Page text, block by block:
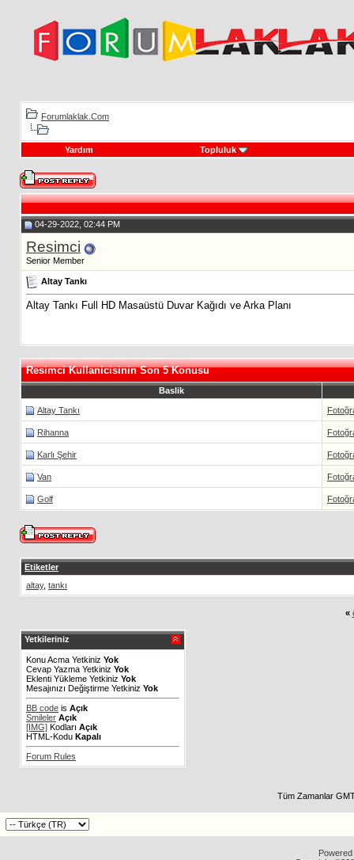
Forumlaklak.Com
Yardım Topluluk
04-29-2022, 02:44 PM
Resimci
Senior Member
Altay Tankı
Altay Tankı Full HD Masaüstü Duvar Kağıdı ve Arka Planı
Resimci Kullanicisinin Son 5 Konusu
Baslik
Altay Tankı
Rihanna
Karlı Şehir
Van
Golf
Etiketler
altay, tankı
«
Yetkileriniz
Konu Acma Yetkiniz Yok
Cevap Yazma Yetkiniz Yok
Eklenti Yükleme Yetkiniz Yok
Mesajınızı Değiştirme Yetkiniz Yok
BB code is Açık
Smileler Açık
[IMG] Kodları Açık
HTML-Kodu Kapalı
Forum Rules
Tüm Zamanlar